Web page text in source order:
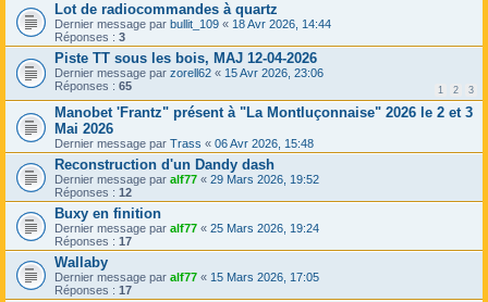
Lot de radiocommandes à quartz
Dernier message par bullit_109 « 18 Avr 2026, 14:44
Réponses : 3
Piste TT sous les bois, MAJ 12-04-2026
Dernier message par zorell62 « 15 Avr 2026, 23:06
Réponses : 65 1 2 3
Manobet 'Frantz" présent à "La Montluçonnaise" 2026 le 2 et 3
Mai 2026
Dernier message par Trass « 06 Avr 2026, 15:48
Reconstruction d'un Dandy dash
Dernier message par alf77 « 29 Mars 2026, 19:52
Réponses : 12
Buxy en finition
Dernier message par alf77 « 25 Mars 2026, 19:24
Réponses : 17
Wallaby
Dernier message par alf77 « 15 Mars 2026, 17:05
Réponses : 17